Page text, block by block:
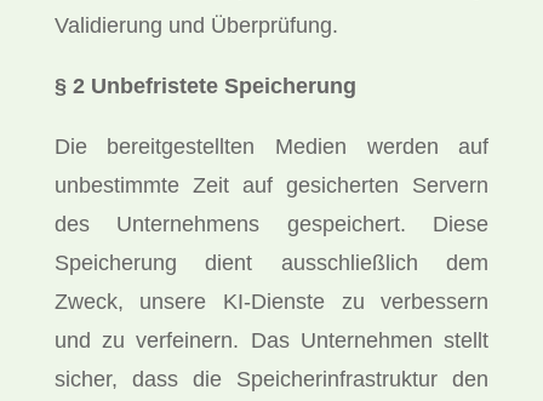
Validierung und Überprüfung.
§ 2 Unbefristete Speicherung
Die bereitgestellten Medien werden auf
unbestimmte Zeit auf gesicherten Servern
des Unternehmens gespeichert. Diese
Speicherung dient ausschließlich dem
Zweck, unsere KI-Dienste zu verbessern
und zu verfeinern. Das Unternehmen stellt
sicher, dass die Speicherinfrastruktur den